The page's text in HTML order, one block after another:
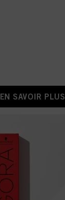
EN SAVOIR PLUS